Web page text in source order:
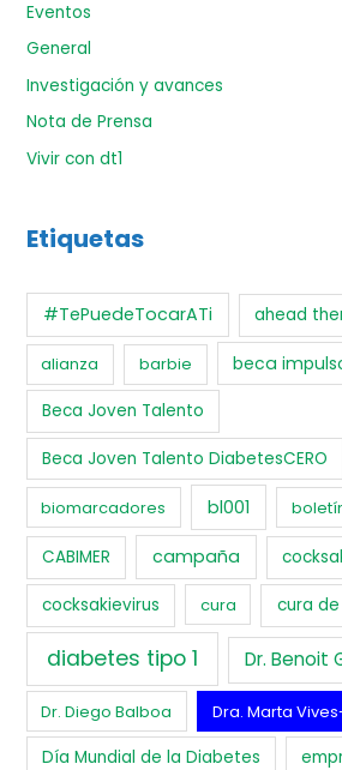
Eventos
General
Investigación y avances
Nota de Prensa
Vivir con dt1
Etiquetas
#TePuedeTocarATi ahead
alianza barbie beca
Beca Joven Talento
Beca Joven Talento DiabetesCERO
biomarcadores bl001
CABIMER campaña
cocksakievirus cura cura
diabetes tipo 1 Dr. Benoit
Dr. Diego Balboa Dra. Marta
Día Mundial de la Diabetes